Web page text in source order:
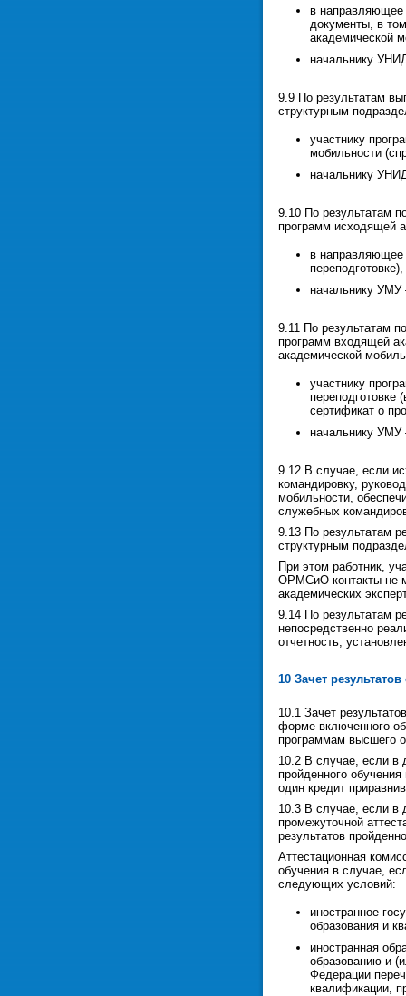
в направляющее
документы, в
академической
начальнику
9.9 По результатам
структурным
участнику
мобильности
начальнику
9.10 По результатам
программ исходящей
в направляющее
начальнику УМУ
9.11 По результатам
программ входящей
академической
участнику
переподготовке
сертификат о
начальнику УМУ
9.12 В случае, если
командировку,
мобильности,
служебных
9.13 По результатам
структурным
При этом работник,
ОРМСиО контакты не
академических
9.14 По результатам
непосредственно
отчетность,
10 Зачет
10.1 Зачет
форме включенного
программам высшего
10.2 В случае, если в
пройденного
один кредит
10.3 В случае, если в
промежуточной
результатов
Аттестационная
обучения в случае,
следующих условий:
иностранное
образования и
иностранная
образованию и
Федерации
квалификации,